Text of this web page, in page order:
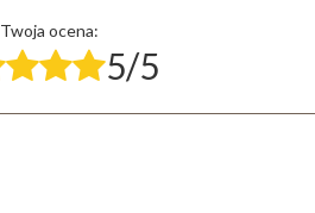
Twoja ocena:
5/5